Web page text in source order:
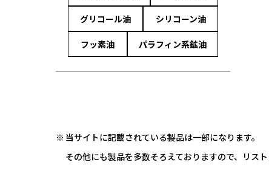
グリコール油 シリコーン油
フッ素油 パラフィン系鉱油
当サイトに記載されている製品は一部になります。
その他にも製品を多数そろえておりますので、リス